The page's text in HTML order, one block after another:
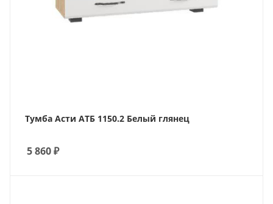
Тумба Асти АТБ 1150.2 Белый глянец
5 860₽